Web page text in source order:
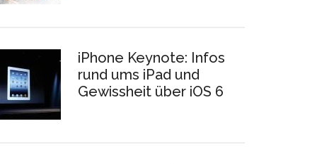
iPhone Keynote: Infos
rund ums iPad und
Gewissheit über iOS 6